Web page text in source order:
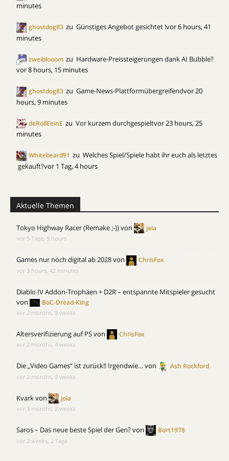
minutes
ghostdog83 zu Günstiges Angebot gesichtet !vor 6 hours, 41
minutes
zweiblooom zu Hardware-Preissteigerungen dank AI Bubble?
vor 8 hours, 15 minutes
ghostdog83 zu Game-News-Plattformübergreifendvor 20
hours, 9 minutes
deRollEeinE zu Vor kurzem durchgespieltvor 23 hours, 25
minutes
Whitebeard91 zu Welches Spiel/Spiele habt ihr euch als letztes
gekauft?vor 1 Tag, 4 hours
Aktuelle Themen
Tokyo Highway Racer (Remake ;-))von joia
vor 5 Tage, 9 hours
Games nur noch digital ab 2028von ChrisFox
vor 3 hours, 42 minutes
Diablo IV Addon-Trophäen + D2R – entspannte Mitspieler gesucht
von
BoC-Dread-King
vor 2 months, 3 weeks
Altersverifizierung auf PSvon ChrisFox
vor 2 months, 4 weeks
Die „Video Games“ ist zurück!! Irgendwie…von Ash Rockford
vor 2 months, 3 weeks
Kvarkvon joia
vor 3 months, 2 weeks
Saros – Das neue beste Spiel der Gen?von Bort1978
vor 2 weeks, 2 Tage